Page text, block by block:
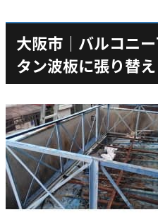
大阪市｜バルコニ
タン波板に張り替え